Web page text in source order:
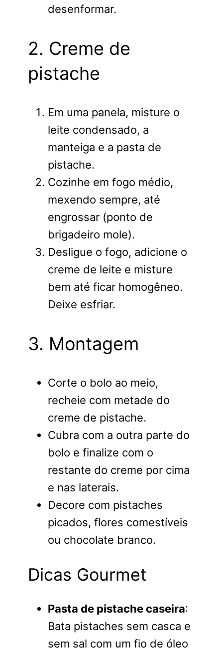
desenformar.
2. Creme de
pistache
Em uma panela, misture o
leite condensado, a
manteiga e a pasta de
pistache.
Cozinhe em fogo médio,
mexendo sempre, até
engrossar (ponto de
brigadeiro mole).
Desligue o fogo, adicione o
creme de leite e misture
bem até ficar homogêneo.
Deixe esfriar.
3. Montagem
Corte o bolo ao meio,
recheie com metade do
creme de pistache.
Cubra com a outra parte do
bolo e finalize com o
restante do creme por cima
e nas laterais.
Decore com pistaches
picados, flores comestíveis
ou chocolate branco.
Dicas Gourmet
Pasta de pistache caseira:
Bata pistaches sem casca e
sem sal com um fio de óleo